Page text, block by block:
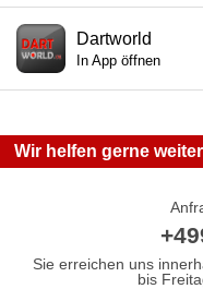
Dartworld
In App öffnen
Wir helfen gerne weiter
Sie erreichen uns
bis